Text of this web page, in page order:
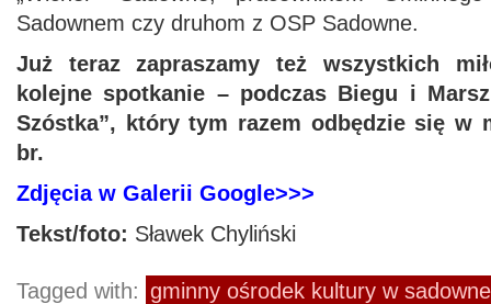
Sadownem czy druhom z OSP Sadowne.
Już teraz zapraszamy też wszystkich
kolejne spotkanie – podczas Biegu i
Szóstka”, który tym razem odbędzie się w
br.
Zdjęcia w Galerii Google>>>
Tekst/foto: Sławek Chyliński
Tagged with: gminny ośrodek kultury w